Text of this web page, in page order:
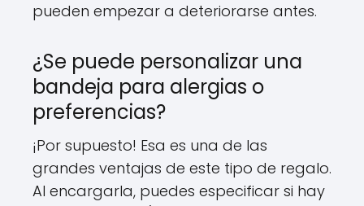
pueden empezar a deteriorarse antes.
¿Se puede personalizar una
bandeja para alergias o
preferencias?
¡Por supuesto! Esa es una de las
grandes ventajas de este tipo de regalo.
Al encargarla, puedes especificar si hay